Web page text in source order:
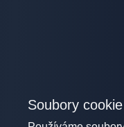
Soubory cookie